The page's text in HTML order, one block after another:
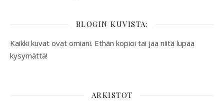
BLOGIN KUVISTA:
Kaikki kuvat ovat omiani. Ethän kopioi tai jaa niitä lupaa
kysymättä!
ARKISTOT